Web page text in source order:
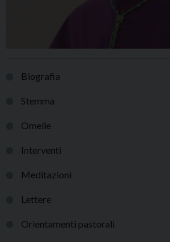
Biografia
Stemma
Omelie
Interventi
Meditazioni
Lettere
Orientamenti pastorali